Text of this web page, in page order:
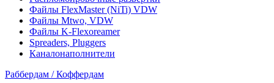
Файлы FlexMaster (NiTi) VDW
Файлы Mtwo, VDW
Файлы K-Flexoreamer
Spreaders, Pluggers
Каналонаполнители
Раббердам / Коффердам